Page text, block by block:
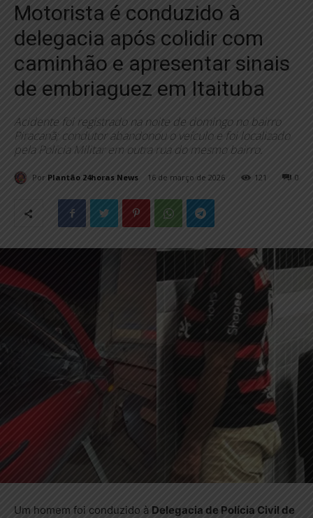
Motorista é conduzido à
delegacia após colidir com
caminhão e apresentar sinais
de embriaguez em Itaituba
Acidente foi registrado na noite de domingo no bairro
Piracanã; condutor abandonou o veículo e foi localizado
pela Polícia Militar em outra rua do mesmo bairro.
Por Plantão 24horas News 16 de março de 2026 0
121
Um homem foi conduzido à Delegacia de Polícia Civil de